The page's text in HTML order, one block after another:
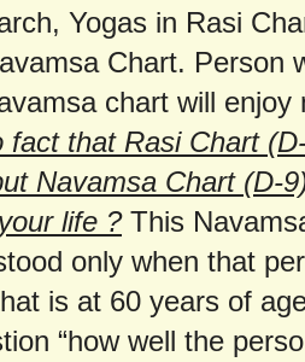
Yogas in Rasi
Chart. Person
chart will
fact that Rasi Chart
Navamsa Chart (D-
life ?This
only when that
is at 60 years of
“how well the